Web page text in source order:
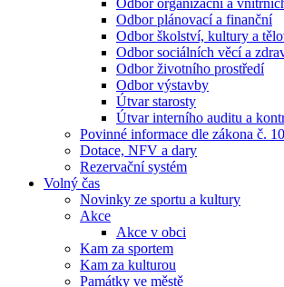
Odbor organizační a
Odbor plánovací a finanční
Odbor školství, kultury a
Odbor sociálních věcí a
Odbor životního prostředí
Odbor výstavby
Útvar starosty
Útvar interního auditu a
Povinné informace dle zákona č.
Dotace, NFV a dary
Rezervační systém
Volný čas
Novinky ze sportu a kultury
Akce
Akce v obci
Kam za sportem
Kam za kulturou
Památky ve městě